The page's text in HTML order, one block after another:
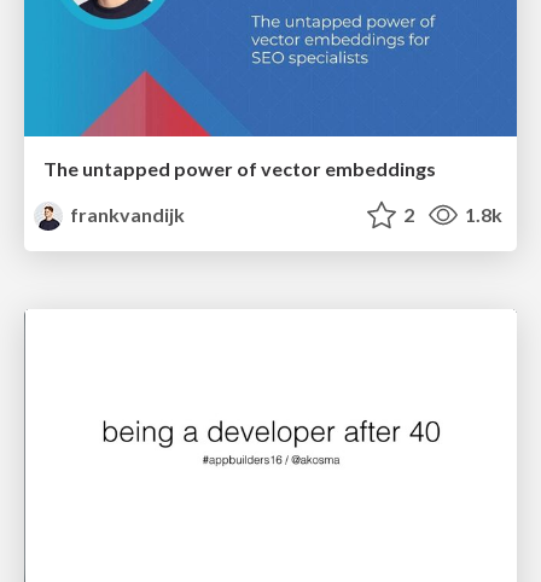
The untapped power of vector embeddings
frankvandijk
2 1.8k